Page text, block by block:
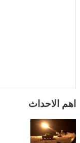
اهم الاحداث